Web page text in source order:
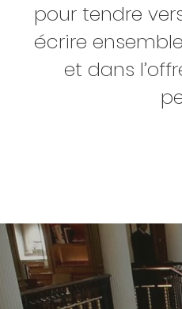
pour tendre
écrire
et dans